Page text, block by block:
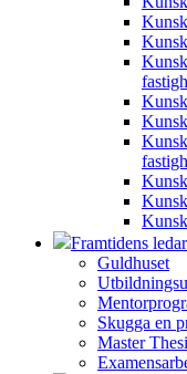
Framtidens
Guldhuset
Skugga en
Master